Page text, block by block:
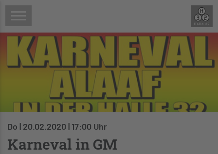
Do | 20.02.2020 | 17:00 Uhr
Karneval in GM